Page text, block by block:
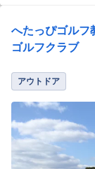
へたっぴゴルフ
ゴルフクラブ
アウトドア